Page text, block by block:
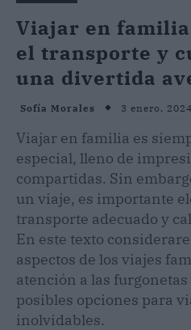
Viajar en
el transporte y
una divertida
Sofía Morales 3 enero,
Viajar en familia es
especial, lleno de
compartidas. Sin
un viaje, es importante
transporte adecuado y
En este texto
aspectos de los viajes
atención a las
posibles opciones para
inolvidables.